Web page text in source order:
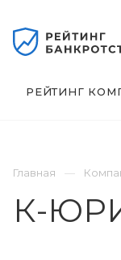
РЕЙТИНГ
Главная
К-